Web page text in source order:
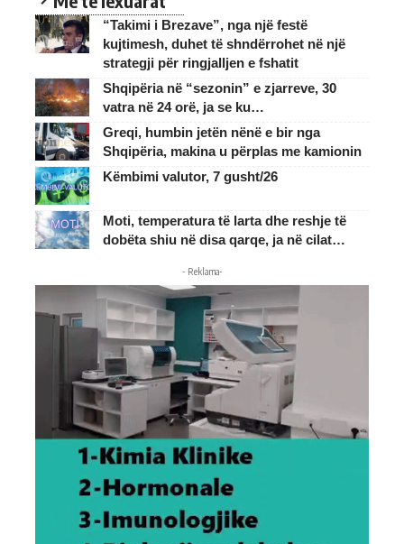
“Takimi i Brezave”, nga një festë
kujtimesh, duhet të shndërrohet në një
strategji për ringjalljen e fshatit
Shqipëria në “sezonin” e zjarreve, 30
vatra në 24 orë, ja se ku…
Greqi, humbin jetën nënë e bir nga
Shqipëria, makina u përplas me kamionin
Këmbimi valutor, 7 gusht/26
Moti, temperatura të larta dhe reshje të
dobëta shiu në disa qarqe, ja në cilat…
- Reklama-